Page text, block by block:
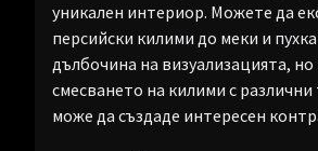
уникален интериор. Можете да
персийски килими до меки и
дълбочина на визуализацията,
смесването на килими с
може да създаде интересен